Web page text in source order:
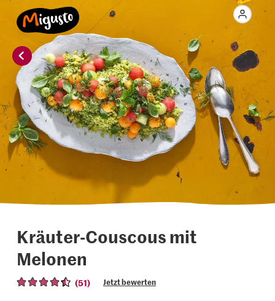
Kräuter-Couscous mit
Melonen
(51) Jetzt bewerten